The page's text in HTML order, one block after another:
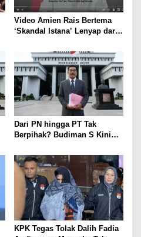
Video Amien Rais Bertema
‘Skandal Istana’ Lenyap dari
Komdigi
Dari PN hingga PT Tak
Berpihak? Budiman S Kini
KPK Tegas Tolak Dalih Fadia